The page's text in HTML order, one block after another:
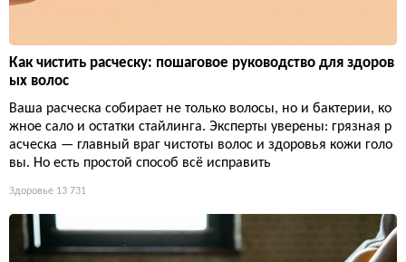
Как чистить расческу: пошаговое руководство для здоров
ых волос
Ваша расческа собирает не только волосы, но и бактерии, ко
жное сало и остатки стайлинга. Эксперты уверены: грязная р
асческа — главный враг чистоты волос и здоровья кожи голо
вы. Но есть простой способ всё исправить
Здоровье 13 731